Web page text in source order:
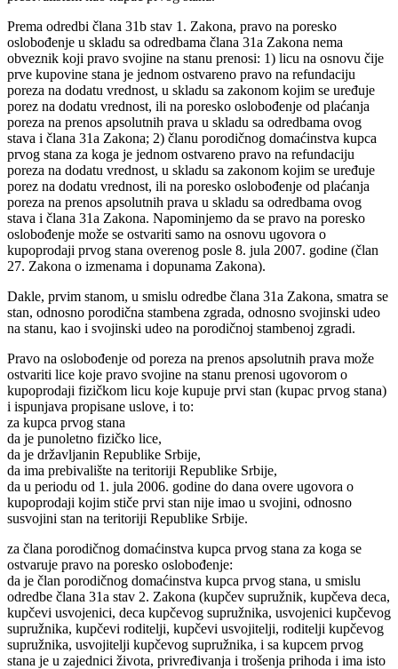
Prema odredbi člana 31b stav 1. Zakona, pravo na poresko
oslobođenje u skladu sa odredbama člana 31a Zakona nema
obveznik koji pravo svojine na stanu prenosi: 1) licu na osnovu čije
prve kupovine stana je jednom ostvareno pravo na refundaciju
poreza na dodatu vrednost, u skladu sa zakonom kojim se uređuje
porez na dodatu vrednost, ili na poresko oslobođenje od plaćanja
poreza na prenos apsolutnih prava u skladu sa odredbama ovog
stava i člana 31a Zakona; 2) članu porodičnog domaćinstva kupca
prvog stana za koga je jednom ostvareno pravo na refundaciju
poreza na dodatu vrednost, u skladu sa zakonom kojim se uređuje
porez na dodatu vrednost, ili na poresko oslobođenje od plaćanja
poreza na prenos apsolutnih prava u skladu sa odredbama ovog
stava i člana 31a Zakona. Napominjemo da se pravo na poresko
oslobođenje može se ostvariti samo na osnovu ugovora o
kupoprodaji prvog stana overenog posle 8. jula 2007. godine (član
27. Zakona o izmenama i dopunama Zakona).
Dakle, prvim stanom, u smislu odredbe člana 31a Zakona, smatra se
stan, odnosno porodična stambena zgrada, odnosno svojinski udeo
na stanu, kao i svojinski udeo na porodičnoj stambenoj zgradi.
Pravo na oslobođenje od poreza na prenos apsolutnih prava može
ostvariti lice koje pravo svojine na stanu prenosi ugovorom o
kupoprodaji fizičkom licu koje kupuje prvi stan (kupac prvog stana)
i ispunjava propisane uslove, i to:
za kupca prvog stana
da je punoletno fizičko lice,
da je državljanin Republike Srbije,
da ima prebivalište na teritoriji Republike Srbije,
da u periodu od 1. jula 2006. godine do dana overe ugovora o
kupoprodaji kojim stiče prvi stan nije imao u svojini, odnosno
susvojini stan na teritoriji Republike Srbije.
za člana porodičnog domaćinstva kupca prvog stana za koga se
ostvaruje pravo na poresko oslobođenje:
da je član porodičnog domaćinstva kupca prvog stana, u smislu
odredbe člana 31a stav 2. Zakona (kupčev supružnik, kupčeva deca,
kupčevi usvojenici, deca kupčevog supružnika, usvojenici kupčevog
supružnika, kupčevi roditelji, kupčevi usvojitelji, roditelji kupčevog
supružnika, usvojitelji kupčevog supružnika, i sa kupcem prvog
stana je u zajednici života, privređivanja i trošenja prihoda i ima isto